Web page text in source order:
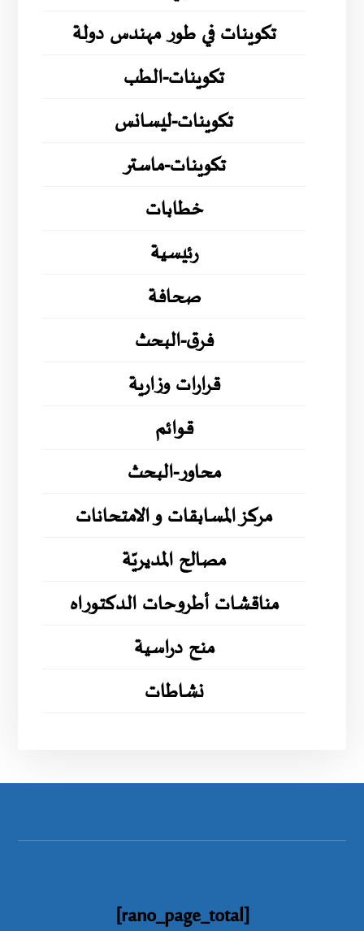
تكوينات في طور مهندس دولة
تكوينات-الطب
تكوينات-ليسانس
تكوينات-ماستر
خطابات
رئيسية
صحافة
فرق-البحث
قرارات وزارية
قوائم
محاور-البحث
مركز المسابقات و الامتحانات
مصالح المديريّة
مناقشات أطروحات الدكتوراه
منح دراسية
نشاطات
[rano_page_total]